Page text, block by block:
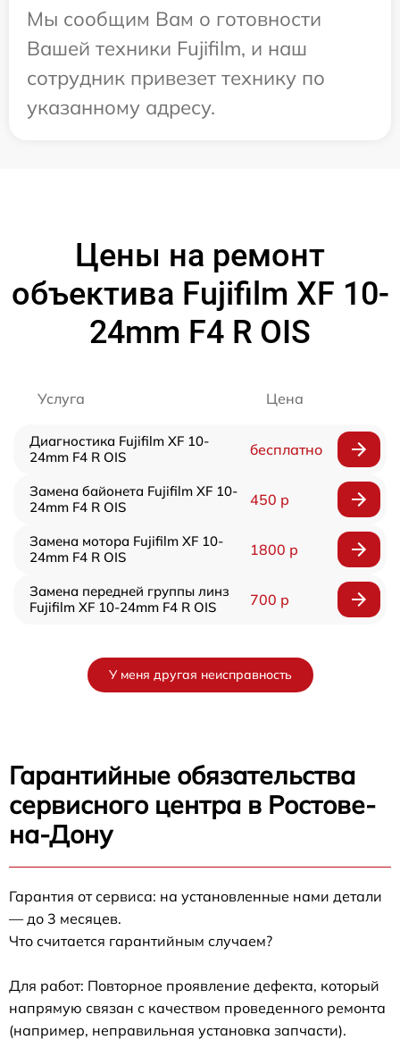
Мы сообщим Вам о готовности
Вашей техники Fujifilm, и наш
сотрудник привезет технику по
указанному адресу.
Цены на ремонт
объектива Fujifilm XF 10-
24mm F4 R OIS
Услуга Цена
Диагностика Fujifilm XF 10-
24mm F4 R OIS
бесплатно
Замена байонета Fujifilm XF 10-
24mm F4 R OIS
450 р
Замена мотора Fujifilm XF 10-
24mm F4 R OIS
1800 р
Замена передней группы линз
Fujifilm XF 10-24mm F4 R OIS
700 р
У меня другая неисправность
Гарантийные обязательства
сервисного центра в Ростове-
на-Дону
Гарантия от сервиса: на установленные нами детали
— до 3 месяцев.
Что считается гарантийным случаем?
Для работ: Повторное проявление дефекта, который
напрямую связан с качеством проведенного ремонта
(например, неправильная установка запчасти).